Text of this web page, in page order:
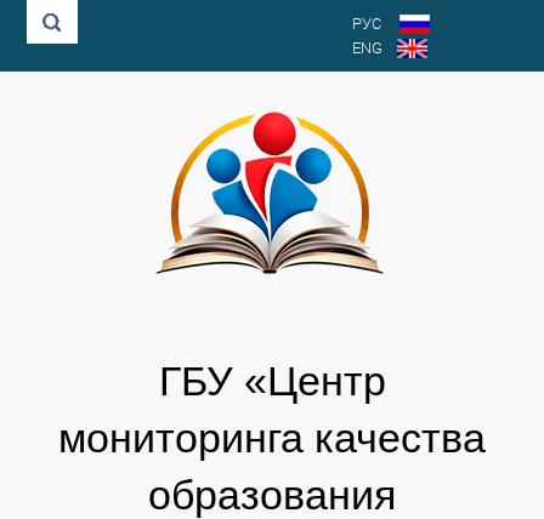
РУС
ENG
ГБУ «Центр
мониторинга качества
образования